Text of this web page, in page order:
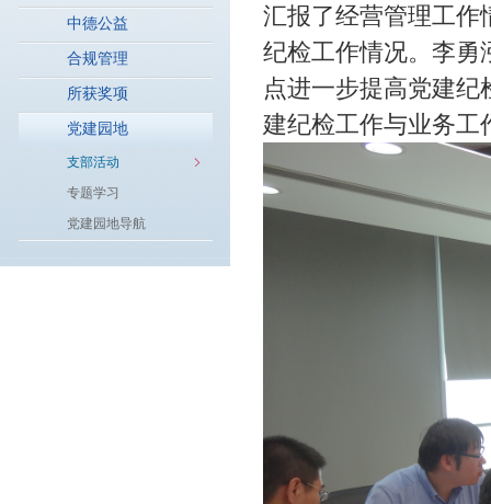
中德公益
合规管理
所获奖项
党建园地
支部活动
专题学习
党建园地导航
汇报了经营管理工作
纪检工作情况。李勇
点进一步提高党建
建纪检工作与业务工